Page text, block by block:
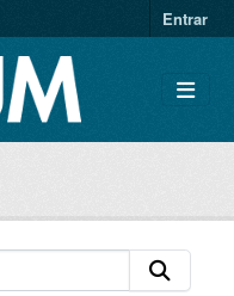
Entrar